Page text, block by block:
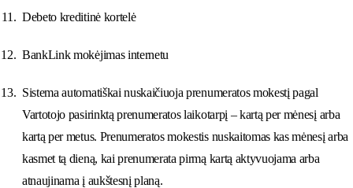
Debeto kreditinė kortelė
BankLink mokėjimas internetu
Sistema automatiškai nuskaičiuoja prenumeratos mokestį pagal
Vartotojo pasirinktą prenumeratos laikotarpį – kartą per mėnesį arba
kartą per metus. Prenumeratos mokestis nuskaitomas kas mėnesį arba
kasmet tą dieną, kai prenumerata pirmą kartą aktyvuojama arba
atnaujinama į aukštesnį planą.